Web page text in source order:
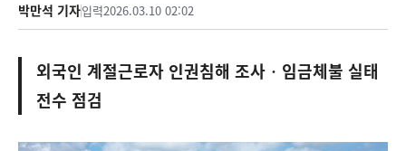
박만석 기자입력2026.03.10 02:02
외국인 계절근로자 인권침해 조사‧임금체불 실태
전수 점검